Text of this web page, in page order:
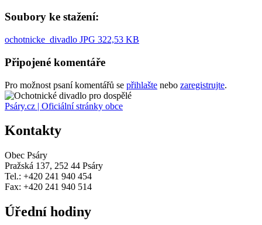
Soubory ke stažení:
ochotnicke_divadlo JPG 322,53 KB
Připojené komentáře
Pro možnost psaní komentářů se přihlašte nebo zaregistrujte.
Psáry.cz | Oficiální stránky obce
Kontakty
Obec Psáry
Pražská 137, 252 44 Psáry
Tel.: +420 241 940 454
Fax: +420 241 940 514
Úřední hodiny